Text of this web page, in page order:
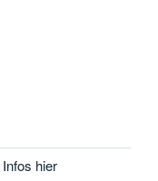
Infos hier